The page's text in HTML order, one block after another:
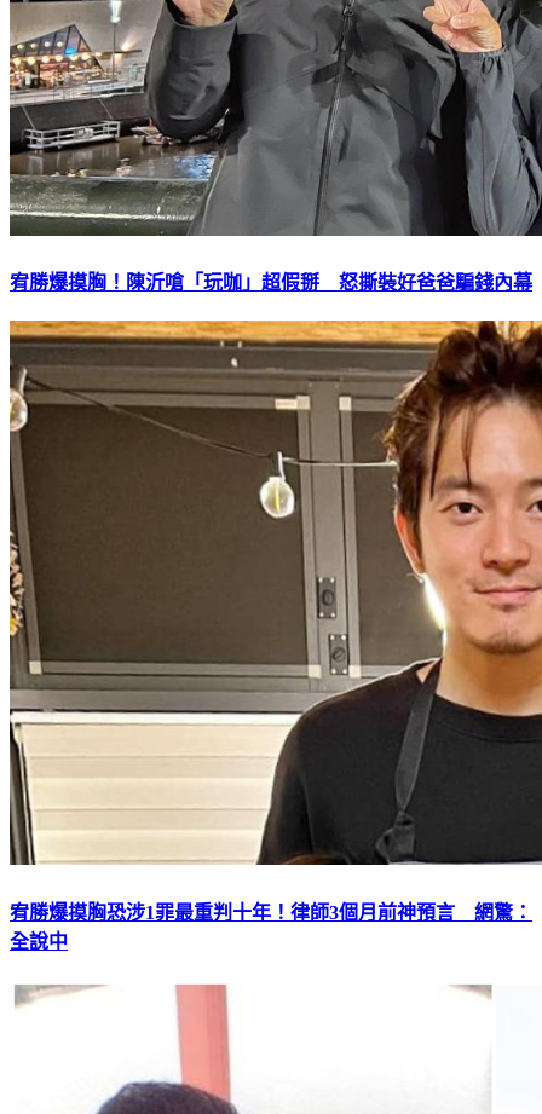
宥勝爆摸胸！陳沂嗆「玩咖」超假掰 怒撕裝好爸爸騙錢內幕
宥勝爆摸胸恐涉1罪最重判十年！律師3個月前神預言 網驚：
全說中